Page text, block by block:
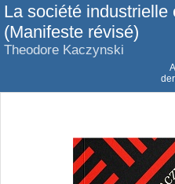
La société industrielle
(Manifeste révisé)
Theodore Kaczynski